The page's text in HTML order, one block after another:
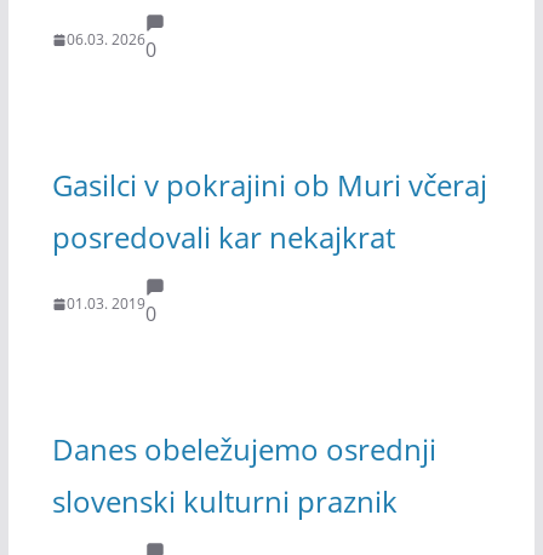
06.03. 20260
Gasilci v pokrajini ob Muri včeraj
posredovali kar nekajkrat
01.03. 20190
Danes obeležujemo osrednji
slovenski kulturni praznik